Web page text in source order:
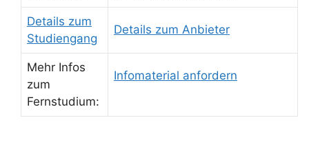
Details zum
Studiengang
Details zum Anbieter
Mehr Infos
zum
Fernstudium:
Infomaterial anfordern